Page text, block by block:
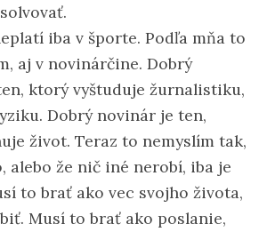
iba v športe. Podľa mňa to
aj v novinárčine. Dobrý
ktorý vyštuduje žurnalistiku,
Dobrý novinár je ten,
život. Teraz to nemyslím tak,
alebo že nič iné nerobí, iba je
to brať ako vec svojho života,
Musí to brať ako poslanie,